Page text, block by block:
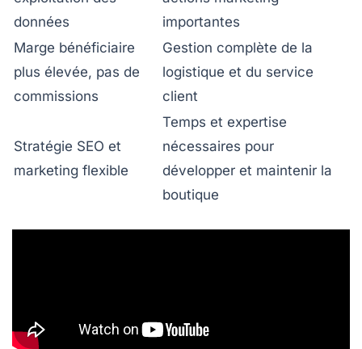
données
importantes
Marge bénéficiaire
plus élevée, pas de
commissions
Gestion complète de la
logistique et du service
client
Stratégie SEO et
marketing flexible
Temps et expertise
nécessaires pour
développer et maintenir la
boutique